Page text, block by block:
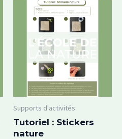
Supports d'activités
Tutoriel : Stickers
nature